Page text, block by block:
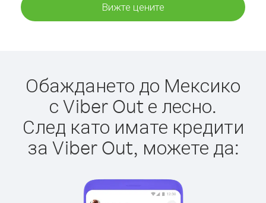
Вижте цените
Обаждането до Мексико
с Viber Out е лесно.
След като имате кредити
за Viber Out, можете да: